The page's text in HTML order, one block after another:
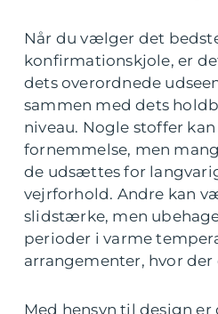
Når du vælger det
konfirmationskjole, er
dets overordnede
sammen med dets
niveau. Nogle stoffer
fornemmelse, men
de udsættes for
vejrforhold. Andre kan
slidstærke, men
perioder i varme
arrangementer, hvor
Med hensyn til design